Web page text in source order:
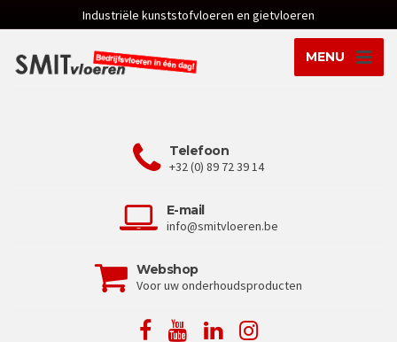
Industriële kunststofvloeren en gietvloeren
MENU
Telefoon
+32 (0) 89 72 39 14
E-mail
info@smitvloeren.be
Webshop
Voor uw onderhoudsproducten